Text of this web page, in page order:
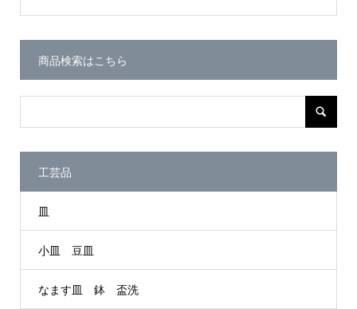
商品検索はこちら
工芸品
皿
小皿 豆皿
なます皿 鉢 盃洗